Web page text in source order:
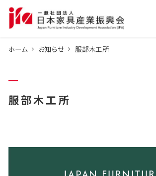
ホーム お知らせ 服部木工所
服部木工所